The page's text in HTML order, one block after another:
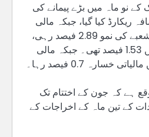
کے نو ماہ میں بڑے پیمانے کی
فیصد اضافہ ریکارڈ کیا گیا، جبکہ مالی
سال 2026 میں زرعی شعبے کی نمو 2.89 فیصد رہی،
جو مالی سال 2025 میں 1.53 فیصد تھی۔ جبکہ مالی
0.7 فیصد رہا۔
ہے کہ جون کے اختتام تک
کے تین ماہ کے اخراجات کے